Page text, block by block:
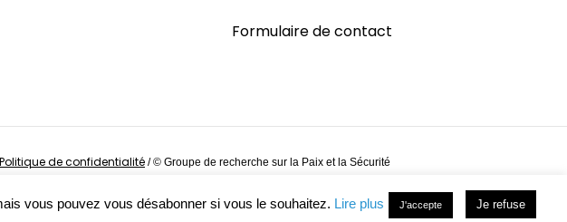
Formulaire de contact
Politique de confidentialité /© Groupe de recherche sur la Paix et la Sécurité
vous pouvez vous désabonner si vous le souhaitez. Lire plus J'accepte Je refuse